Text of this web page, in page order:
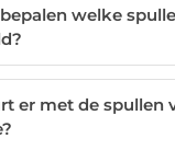
welke
er met de spullen